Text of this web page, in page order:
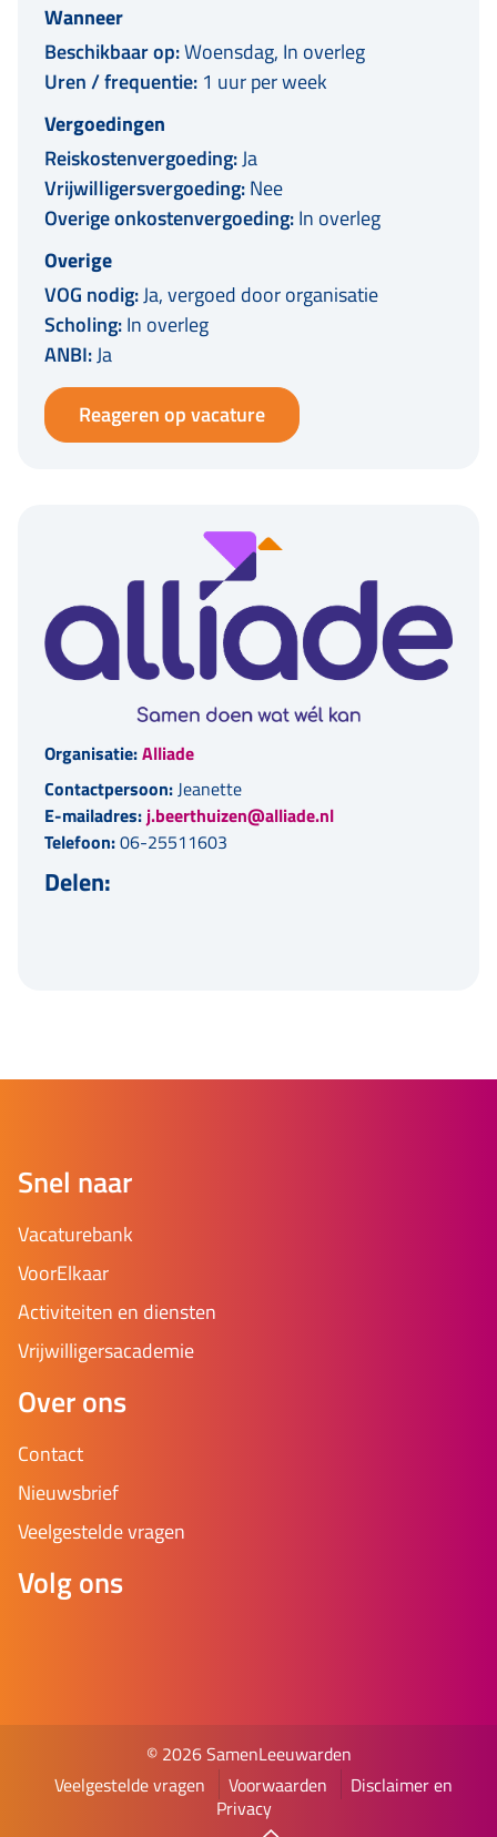
Wanneer
Beschikbaar op:Woensdag, In overleg
Uren / frequentie: 1 uur per week
Vergoedingen
Reiskostenvergoeding:Ja
Vrijwilligersvergoeding:Nee
Overige onkostenvergoeding:In overleg
Overige
VOG nodig:Ja, vergoed door organisatie
Scholing:In overleg
ANBI:Ja
Reageren op vacature
Organisatie:Alliade
Contactpersoon:Jeanette
E-mailadres:j.beerthuizen@alliade.nl
Telefoon:06-25511603
Delen:
Snel naar
Vacaturebank
VoorElkaar
Activiteiten en diensten
Vrijwilligersacademie
Over ons
Contact
Nieuwsbrief
Veelgestelde vragen
Volg ons
© 2026 SamenLeeuwarden
Veelgestelde vragen
Voorwaarden
Disclaimer en
Privacy